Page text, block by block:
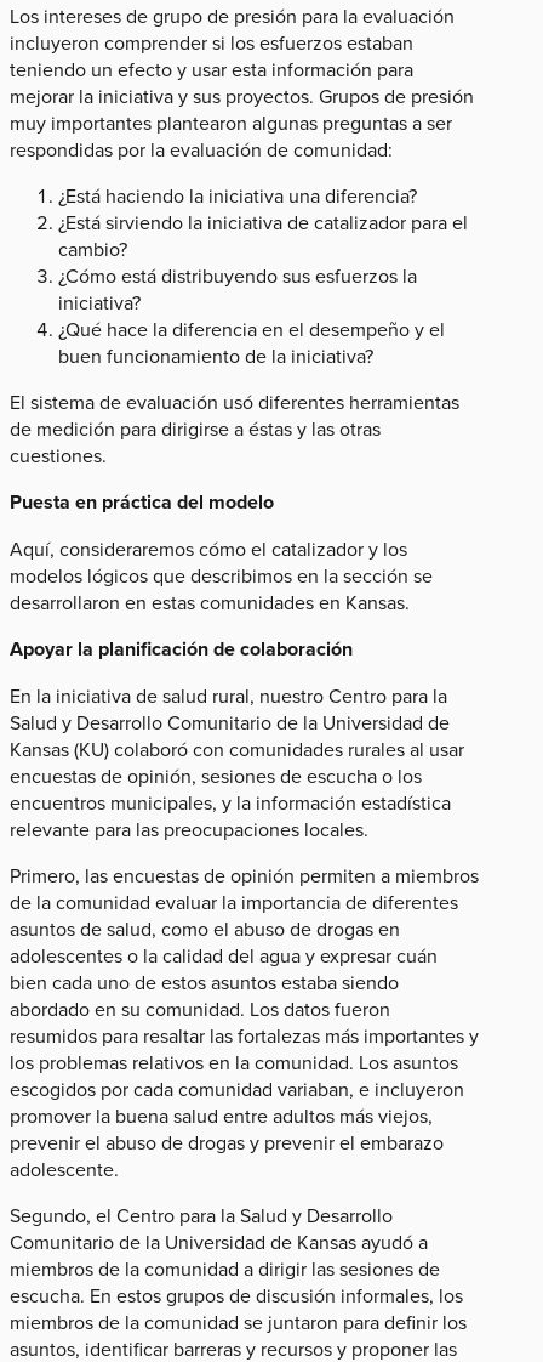
Los intereses de grupo de presión para la evaluación
incluyeron comprender si los esfuerzos estaban
teniendo un efecto y usar esta información para
mejorar la iniciativa y sus proyectos. Grupos de presión
muy importantes plantearon algunas preguntas a ser
respondidas por la evaluación de comunidad:
¿Está haciendo la iniciativa una diferencia?
¿Está sirviendo la iniciativa de catalizador para el
cambio?
¿Cómo está distribuyendo sus esfuerzos la
iniciativa?
¿Qué hace la diferencia en el desempeño y el
buen funcionamiento de la iniciativa?
El sistema de evaluación usó diferentes herramientas
de medición para dirigirse a éstas y las otras
cuestiones.
Puesta en práctica del modelo
Aquí, consideraremos cómo el catalizador y los
modelos lógicos que describimos en la sección se
desarrollaron en estas comunidades en Kansas.
Apoyar la planificación de colaboración
En la iniciativa de salud rural, nuestro Centro para la
Salud y Desarrollo Comunitario de la Universidad de
Kansas​ (KU) colaboró con comunidades rurales al usar
encuestas de opinión, sesiones de escucha o los
encuentros municipales, y la información estadística
relevante para las preocupaciones locales.
Primero, las encuestas de opinión permiten a miembros
de la comunidad evaluar la importancia de diferentes
asuntos de salud, como el abuso de drogas en
adolescentes o la calidad del agua y expresar cuán
bien cada uno de estos asuntos estaba siendo
abordado en su comunidad. Los datos fueron
resumidos para resaltar las fortalezas más importantes y
los problemas relativos en la comunidad. Los asuntos
escogidos por cada comunidad variaban, e incluyeron
promover la buena salud entre adultos más viejos,
prevenir el abuso de drogas y prevenir el embarazo
adolescente.
Segundo, el Centro para la Salud y Desarrollo
Comunitario de la Universidad de Kansas​ ayudó a
miembros de la comunidad a dirigir las sesiones de
escucha. En estos grupos de discusión informales, los
miembros de la comunidad se juntaron para definir los
asuntos, identificar barreras y recursos y proponer las